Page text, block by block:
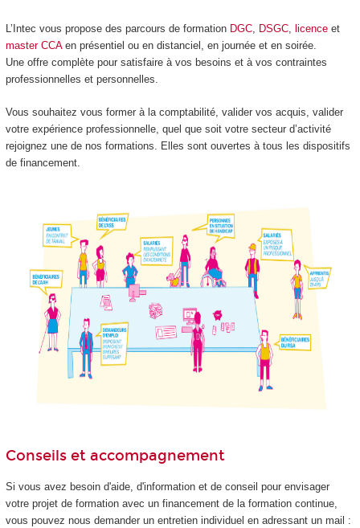
L’Intec vous propose des parcours de formation DGC, DSGC, licence et
master CCAen présentiel ou en distanciel, en journée et en soirée.
Une offre complète pour satisfaire à vos besoins et à vos contraintes
professionnelles et personnelles.
Vous souhaitez vous former à la comptabilité, valider vos acquis, valider
votre expérience professionnelle, quel que soit votre secteur d’activité
rejoignez une de nos formations. Elles sont ouvertes à tous les dispositifs
de financement.
Conseils et accompagnement
Si vous avez besoin d'aide, d'information et de conseil pour envisager
votre projet de formation avec un financement de la formation continue,
vous pouvez nous demander un entretien individuel en adressant un mail :